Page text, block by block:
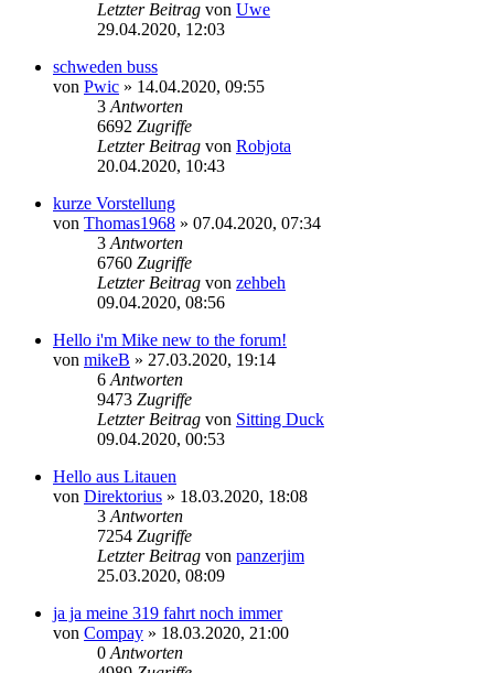
Letzter Beitrag von Uwe
29.04.2020, 12:03
schweden buss
von Pwic » 14.04.2020, 09:55
3 Antworten
6692 Zugriffe
Letzter Beitrag von Robjota
20.04.2020, 10:43
kurze Vorstellung
von Thomas1968 » 07.04.2020, 07:34
3 Antworten
6760 Zugriffe
Letzter Beitrag von zehbeh
09.04.2020, 08:56
Hello i'm Mike new to the forum!
von mikeB » 27.03.2020, 19:14
6 Antworten
9473 Zugriffe
Letzter Beitrag von Sitting Duck
09.04.2020, 00:53
Hello aus Litauen
von Direktorius » 18.03.2020, 18:08
3 Antworten
7254 Zugriffe
Letzter Beitrag von panzerjim
25.03.2020, 08:09
ja ja meine 319 fahrt noch immer
von Compay » 18.03.2020, 21:00
0 Antworten